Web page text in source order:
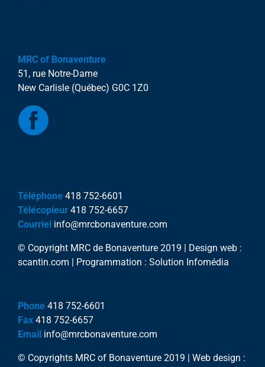
MRC of Bonaventure
51, rue Notre-Dame
New Carlisle (Québec) G0C 1Z0
Téléphone 418 752-6601
Télécopieur 418 752-6657
Courriel info@mrcbonaventure.com
© Copyright MRC de Bonaventure 2019 | Design web :
scantin.com | Programmation : Solution Infomédia
Phone 418 752-6601
Fax 418 752-6657
Email info@mrcbonaventure.com
© Copyrights MRC of Bonaventure 2019 | Web design :